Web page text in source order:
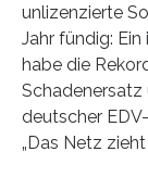
unlizenzierte
Jahr fündig:
habe die
Schadenersatz
deutscher
„Das Netz